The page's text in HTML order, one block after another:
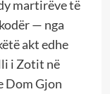
martirëve të
— nga
akt edhe
i Zotit në
Dom Gjon